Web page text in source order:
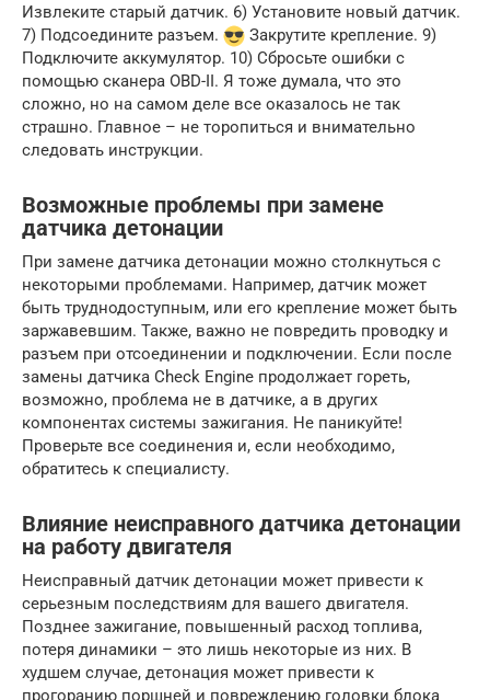
Извлеките старый датчик. 6) Установите новый датчик.
7) Подсоедините разъем.
Закрутите крепление. 9)
Подключите аккумулятор. 10) Сбросьте ошибки с
помощью сканера OBD-II. Я тоже думала, что это
сложно, но на самом деле все оказалось не так
страшно. Главное – не торопиться и внимательно
следовать инструкции.
Возможные проблемы при замене
датчика детонации
При замене датчика детонации можно столкнуться с
некоторыми проблемами. Например, датчик может
быть труднодоступным, или его крепление может быть
заржавевшим. Также, важно не повредить проводку и
разъем при отсоединении и подключении. Если после
замены датчика Check Engine продолжает гореть,
возможно, проблема не в датчике, а в других
компонентах системы зажигания. Не паникуйте!
Проверьте все соединения и, если необходимо,
обратитесь к специалисту.
Влияние неисправного датчика детонации
на работу двигателя
Неисправный датчик детонации может привести к
серьезным последствиям для вашего двигателя.
Позднее зажигание, повышенный расход топлива,
потеря динамики – это лишь некоторые из них. В
худшем случае, детонация может привести к
прогоранию поршней и повреждению головки блока